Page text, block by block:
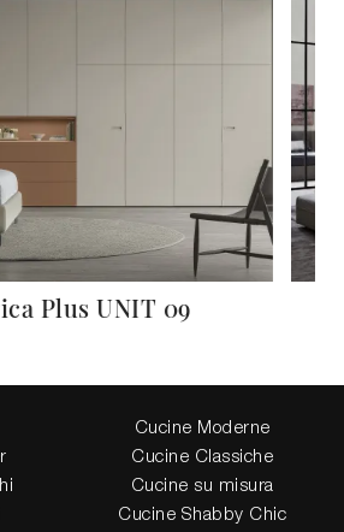
Plus UNIT 09
Cucine Moderne
Cucine Classiche
Cucine su misura
Cucine Shabby Chic